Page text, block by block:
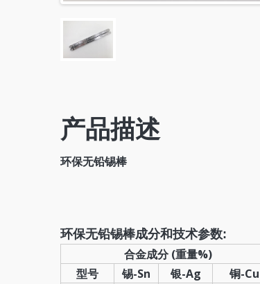
产品描述
环保无铅锡棒
环保无铅锡棒成分和技术参数:
合金成分 (重量%)
型号 锡-Sn 银-Ag
铜-Cu